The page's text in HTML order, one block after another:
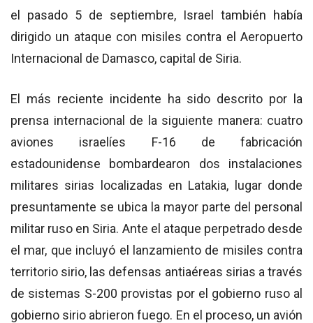
el pasado 5 de septiembre, Israel también había
dirigido un ataque con misiles contra el Aeropuerto
Internacional de Damasco, capital de Siria.
El más reciente incidente ha sido descrito por la
prensa internacional de la siguiente manera: cuatro
aviones israelíes F-16 de fabricación
estadounidense bombardearon dos instalaciones
militares sirias localizadas en Latakia, lugar donde
presuntamente se ubica la mayor parte del personal
militar ruso en Siria. Ante el ataque perpetrado desde
el mar, que incluyó el lanzamiento de misiles contra
territorio sirio, las defensas antiaéreas sirias a través
de sistemas S-200 provistas por el gobierno ruso al
gobierno sirio abrieron fuego. En el proceso, un avión